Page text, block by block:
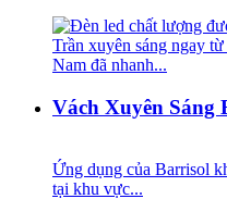
Trần xuyên sáng ngay
Nam đã nhanh...
Vách Xuyên Sáng
Ứng dụng của Barrisol
tại khu vực...